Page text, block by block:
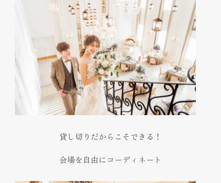
貸し切りだからこそできる！
会場を自由にコーディネート